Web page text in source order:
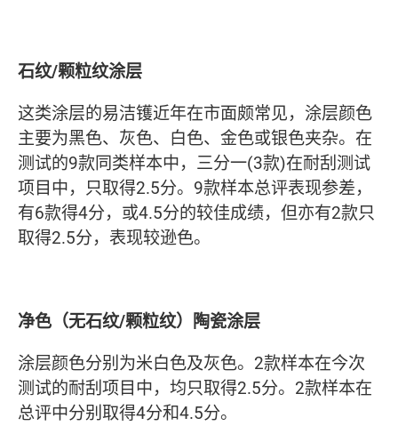
石纹/颗粒纹涂层
这类涂层的易洁镬近年在市面颇常见，涂层颜色
主要为黑色、灰色、白色、金色或银色夹杂。在
测试的9款同类样本中，三分一(3款)在耐刮测试
项目中，只取得2.5分。9款样本总评表现参差，
有6款得4分，或4.5分的较佳成绩，但亦有2款只
取得2.5分，表现较逊色。
净色（无石纹/颗粒纹）陶瓷涂层
涂层颜色分别为米白色及灰色。2款样本在今次
测试的耐刮项目中，均只取得2.5分。2款样本在
总评中分别取得4分和4.5分。